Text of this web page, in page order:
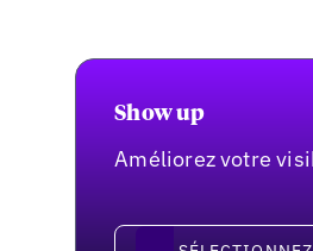
Show up
Améliorez votre
Sélectionnez un plan